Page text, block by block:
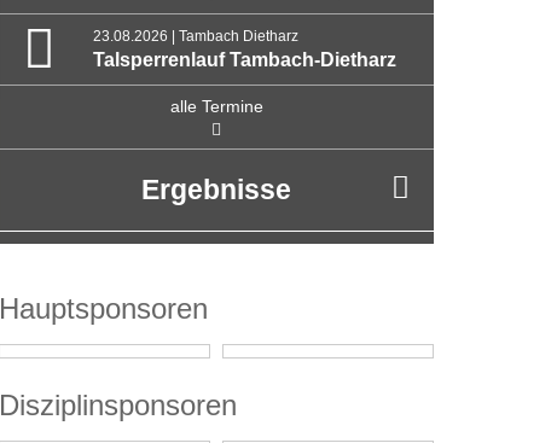
23.08.2026 | Tambach Dietharz
Talsperrenlauf Tambach-Dietharz
alle Termine
Ergebnisse
Hauptsponsoren
Disziplinsponsoren